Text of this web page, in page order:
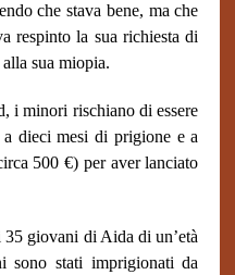
che stava bene, ma che
respinto la sua richiesta di
sua miopia.
i minori rischiano di essere
dieci mesi di prigione e a
500 €) per aver lanciato
giovani di Aida di un’età
stati imprigionati da